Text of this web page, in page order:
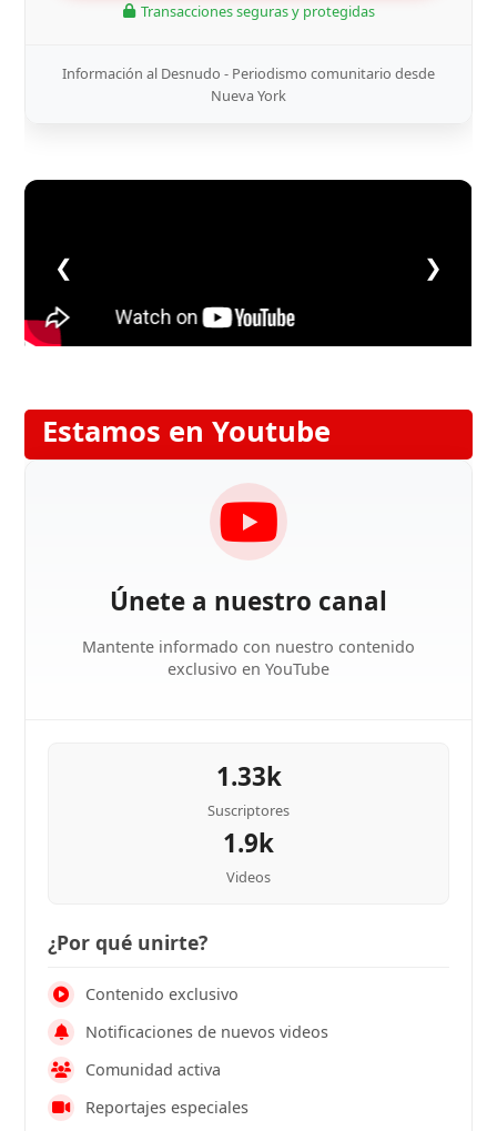
Transacciones seguras y protegidas
Información al Desnudo - Periodismo comunitario desde
Nueva York
❮ ❯
Estamos en Youtube
Únete a nuestro canal
Mantente informado con nuestro contenido
exclusivo en YouTube
1.33k
Suscriptores
1.9k
Videos
¿Por qué unirte?
Contenido exclusivo
Notificaciones de nuevos videos
Comunidad activa
Reportajes especiales